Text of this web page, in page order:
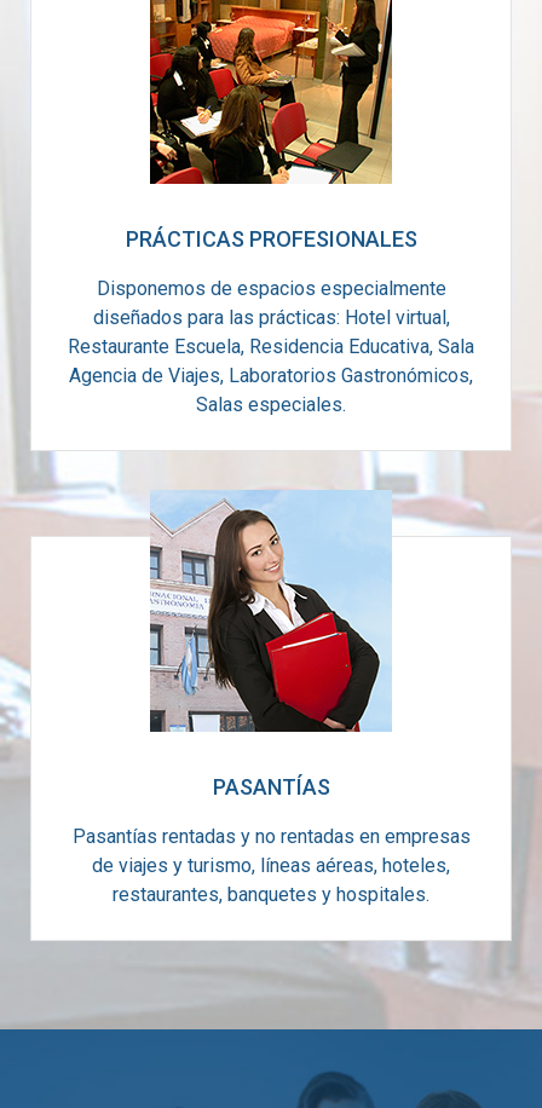
PRÁCTICAS PROFESIONALES
Disponemos de espacios especialmente
diseñados para las prácticas: Hotel virtual,
Restaurante Escuela, Residencia Educativa, Sala
Agencia de Viajes, Laboratorios Gastronómicos,
Salas especiales.
PASANTÍAS
Pasantías rentadas y no rentadas en empresas
de viajes y turismo, líneas aéreas, hoteles,
restaurantes, banquetes y hospitales.